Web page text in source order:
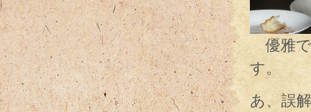
優雅で
す。
あ、誤